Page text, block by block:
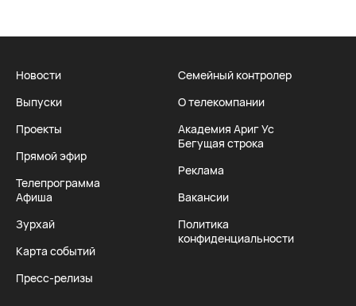
Новости
Выпуски
Проекты
Прямой эфир
Телепрограмма
Афиша
Зурхай
Карта событий
Пресс-релизы
Семейный контролер
О телекомпании
Академия Ариг Ус
Бегущая строка
Реклама
Вакансии
Политика
конфиденциальности